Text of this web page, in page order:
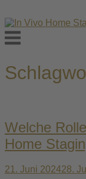
Skip
to
content
Menu
Welche
Home
21. Juni 202428.